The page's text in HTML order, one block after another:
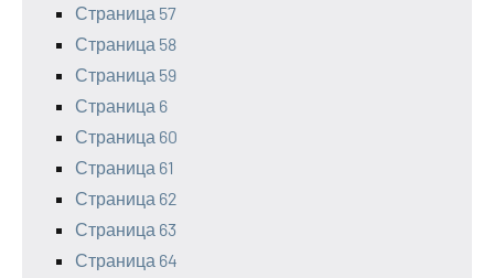
Страница 57
Страница 58
Страница 59
Страница 6
Страница 60
Страница 61
Страница 62
Страница 63
Страница 64